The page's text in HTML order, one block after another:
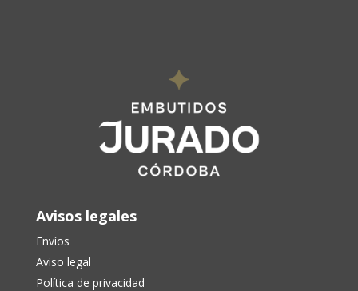
Avisos legales
Envíos
Aviso legal
Política de privacidad